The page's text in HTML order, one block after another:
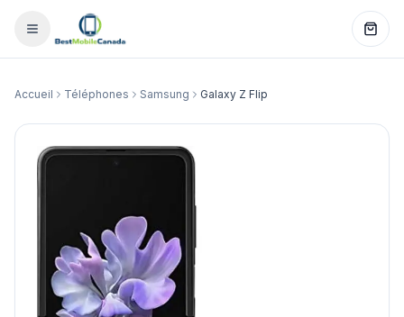
Accueil Téléphones Samsung Galaxy Z Flip